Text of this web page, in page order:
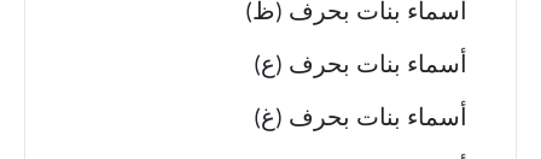
أسماء بنات بحرف (ظ)
أسماء بنات بحرف (ع)
أسماء بنات بحرف (غ)